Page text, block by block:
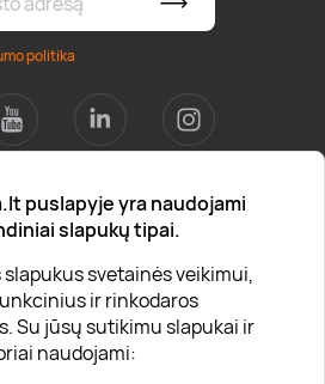
puslapyje yra naudojami
slapukų tipai.
svetainės veikimui,
ir rinkodaros
Su jūsų sutikimu slapukai ir
naudojami:
politika